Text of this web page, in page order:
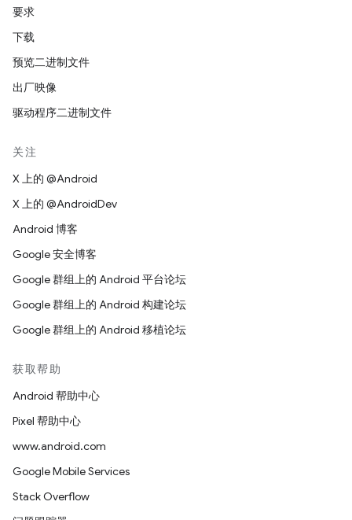
要求
下载
预览二进制文件
出厂映像
驱动程序二进制文件
关注
X 上的 @Android
X 上的 @AndroidDev
Android 博客
Google 安全博客
Google 群组上的 Android 平台论坛
Google 群组上的 Android 构建论坛
Google 群组上的 Android 移植论坛
获取帮助
Android 帮助中心
Pixel 帮助中心
www.android.com
Google Mobile Services
Stack Overflow